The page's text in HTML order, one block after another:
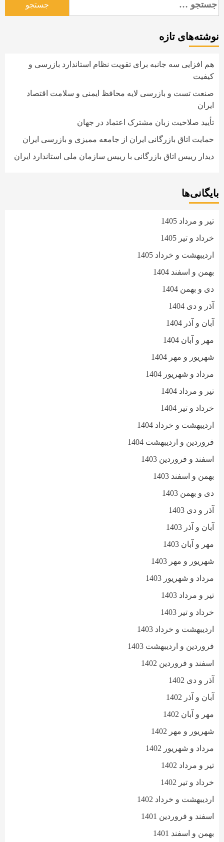
برای:
نوشته‌های تازه
هم افزایی سه جانبه برای تقویت نظام استاندارد بازرسی و
کیفیت
صنعت تست و بازرسی لایه محافظ ایمنی و سلامت اقتصاد
ایران
تأیید صلاحیت زبان مشترک اعتماد در جهان
حمایت اتاق بازرگانی ایران از جامعه ممیزی و بازرسی ایران
دیدار رییس اتاق بازرگانی با رییس سازمان ملی استاندارد ایران
بایگانی‌ها
تیر و مرداد 1405
خرداد و تیر 1405
اردیبهشت و خرداد 1405
بهمن و اسفند 1404
دی و بهمن 1404
آذر و دی 1404
آبان و آذر 1404
مهر و آبان 1404
شهریور و مهر 1404
مرداد و شهریور 1404
تیر و مرداد 1404
خرداد و تیر 1404
اردیبهشت و خرداد 1404
فروردین و اردیبهشت 1404
اسفند و فروردین 1403
بهمن و اسفند 1403
دی و بهمن 1403
آذر و دی 1403
آبان و آذر 1403
مهر و آبان 1403
شهریور و مهر 1403
مرداد و شهریور 1403
تیر و مرداد 1403
خرداد و تیر 1403
اردیبهشت و خرداد 1403
فروردین و اردیبهشت 1403
اسفند و فروردین 1402
آذر و دی 1402
آبان و آذر 1402
مهر و آبان 1402
شهریور و مهر 1402
مرداد و شهریور 1402
تیر و مرداد 1402
خرداد و تیر 1402
اردیبهشت و خرداد 1402
اسفند و فروردین 1401
بهمن و اسفند 1401